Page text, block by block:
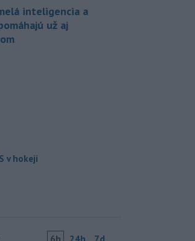
inteligencia a
už aj
v hokeji